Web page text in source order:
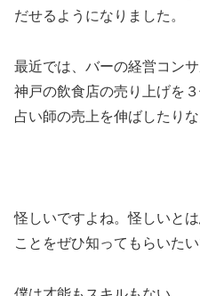
だせるようになりました。
最近では、バーの経営コン
神戸の飲食店の売り上げを
占い師の売上を伸ばしたり
怪しいですよね。怪しいと
ことをぜひ知ってもらいたい